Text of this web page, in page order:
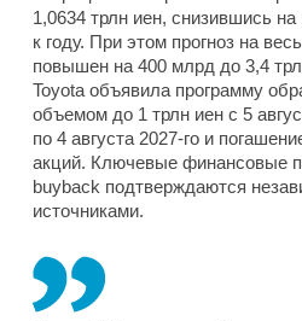
1,0634 трлн иен, снизившись
к году. При этом прогноз на
повышен на 400 млрд до 3,4
Toyota объявила программу
объемом до 1 трлн иен с 5
по 4 августа 2027-го и
акций. Ключевые финансовые
buyback подтверждаются
источниками.